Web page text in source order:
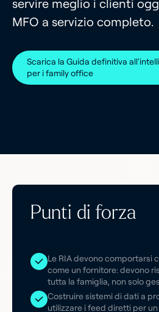
servire meglio i clienti
MFO a servizio completo.
Scarica la Guida definitiva
per i family office
Punti di forza
Le RIA devono comportarsi
come un fornitore: devono
tutta la famiglia, non solo
Costruire sistemi di dati a
utilizzare i feed diretti per